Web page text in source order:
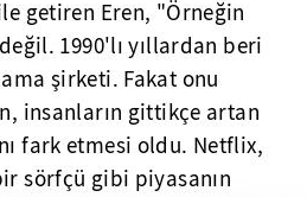
getiren Eren, "Örneğin
1990'lı yıllardan beri
şirketi. Fakat onu
insanların gittikçe artan
fark etmesi oldu. Netflix,
sörfçü gibi piyasanın